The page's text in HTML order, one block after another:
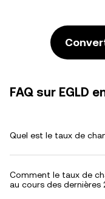
FAQ sur EGLD
Quel est le taux de
Comment le taux de
au cours des dernières